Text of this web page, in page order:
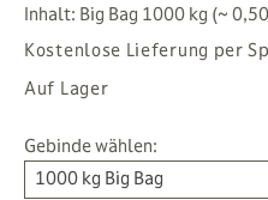
Inhalt: Big Bag 1000 kg (~
Kostenlose Lieferung per
Auf Lager
Gebinde wählen:
1000 kg Big Bag